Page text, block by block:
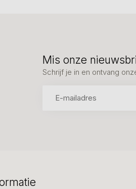
Mis onze
Schrijf je in en ontvang